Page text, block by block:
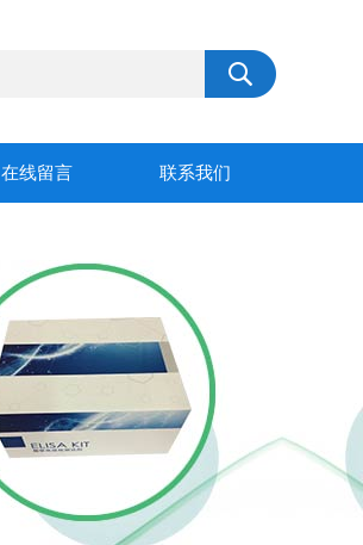
在线留言 联系我们